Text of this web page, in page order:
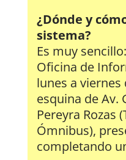
¿Dónde y
sistema?
Es muy
Oficina de
lunes a viernes
esquina de Av.
Pereyra Rozas
Ómnibus),
completando